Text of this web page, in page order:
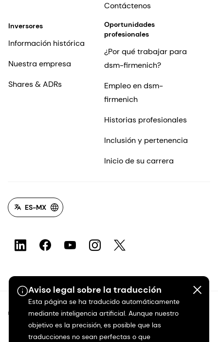
Aviso legal sobre la traducción
Esta página se ha traducido automáticamente
mediante inteligencia artificial. Aunque nuestro
objetivo es la precisión, es posible que las
traducciones no sean perfectas o que
Contáctenos
Inversores
Información histórica
Nuestra empresa
Shares & ADRs
Oportunidades
profesionales
¿Por qué trabajar para
dsm-firmenich?
Empleo en dsm-
firmenich
Historias profesionales
Inclusión y pertenencia
Inicio de su carrera
ES-MX
©2026 dsm-firmenich. Todos los derechos reservados.
Protección de datos